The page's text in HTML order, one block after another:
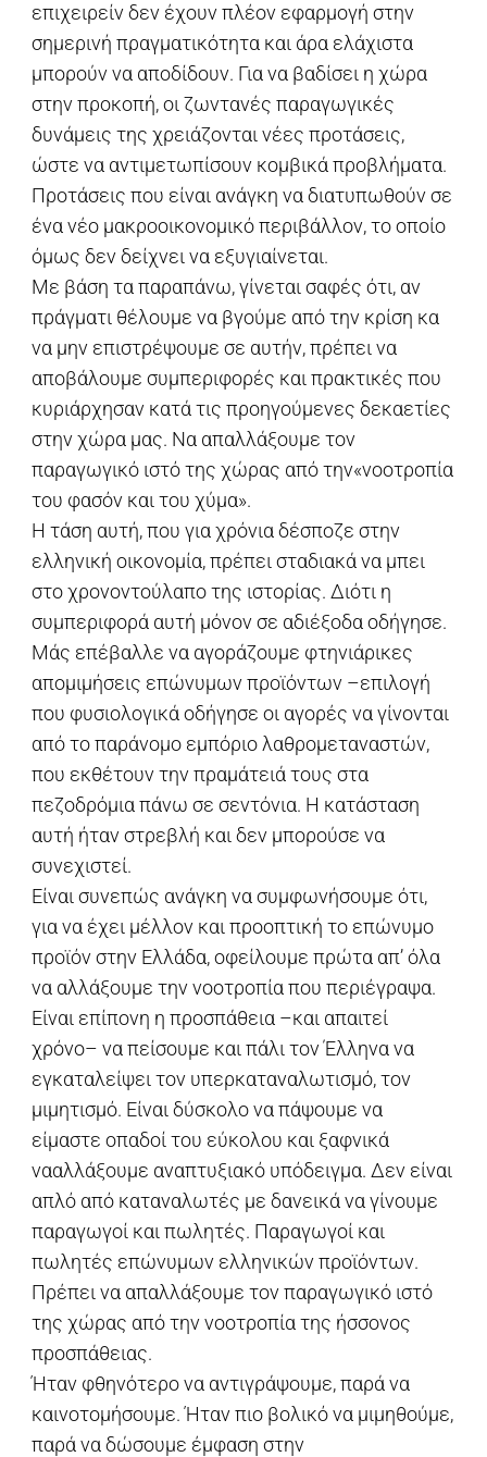
επιχειρείν δεν έχουν πλέον εφαρμογή στην
σημερινή πραγματικότητα και άρα ελάχιστα
μπορούν να αποδίδουν. Για να βαδίσει η χώρα
στην προκοπή, οι ζωντανές παραγωγικές
δυνάμεις της χρειάζονται νέες προτάσεις,
ώστε να αντιμετωπίσουν κομβικά προβλήματα.
Προτάσεις που είναι ανάγκη να διατυπωθούν σε
ένα νέο μακροοικονομικό περιβάλλον, το οποίο
όμως δεν δείχνει να εξυγιαίνεται.
Με βάση τα παραπάνω, γίνεται σαφές ότι, αν
πράγματι θέλουμε να βγούμε από την κρίση κα
να μην επιστρέψουμε σε αυτήν, πρέπει να
αποβάλουμε συμπεριφορές και πρακτικές που
κυριάρχησαν κατά τις προηγούμενες δεκαετίες
στην χώρα μας. Να απαλλάξουμε τον
παραγωγικό ιστό της χώρας από την«νοοτροπία
του φασόν και του χύμα».
Η τάση αυτή, που για χρόνια δέσποζε στην
ελληνική οικονομία, πρέπει σταδιακά να μπει
στο χρονοντούλαπο της ιστορίας. Διότι η
συμπεριφορά αυτή μόνον σε αδιέξοδα οδήγησε.
Μάς επέβαλλε να αγοράζουμε φτηνιάρικες
απομιμήσεις επώνυμων προϊόντων –επιλογή
που φυσιολογικά οδήγησε οι αγορές να γίνονται
από το παράνομο εμπόριο λαθρομεταναστών,
που εκθέτουν την πραμάτειά τους στα
πεζοδρόμια πάνω σε σεντόνια. Η κατάσταση
αυτή ήταν στρεβλή και δεν μπορούσε να
συνεχιστεί.
Είναι συνεπώς ανάγκη να συμφωνήσουμε ότι,
για να έχει μέλλον και προοπτική το επώνυμο
προϊόν στην Ελλάδα, οφείλουμε πρώτα απ’ όλα
να αλλάξουμε την νοοτροπία που περιέγραψα.
Είναι επίπονη η προσπάθεια –και απαιτεί
χρόνο– να πείσουμε και πάλι τον Έλληνα να
εγκαταλείψει τον υπερκαταναλωτισμό, τον
μιμητισμό. Είναι δύσκολο να πάψουμε να
είμαστε οπαδοί του εύκολου και ξαφνικά
νααλλάξουμε αναπτυξιακό υπόδειγμα. Δεν είναι
απλό από καταναλωτές με δανεικά να γίνουμε
παραγωγοί και πωλητές. Παραγωγοί και
πωλητές επώνυμων ελληνικών προϊόντων.
Πρέπει να απαλλάξουμε τον παραγωγικό ιστό
της χώρας από την νοοτροπία της ήσσονος
προσπάθειας.
Ήταν φθηνότερο να αντιγράψουμε, παρά να
καινοτομήσουμε. Ήταν πιο βολικό να μιμηθούμε,
παρά να δώσουμε έμφαση στην